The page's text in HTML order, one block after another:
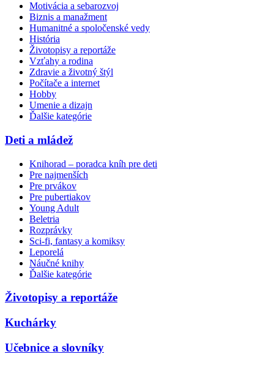
Motivácia a sebarozvoj
Biznis a manažment
Humanitné a spoločenské vedy
História
Životopisy a reportáže
Vzťahy a rodina
Zdravie a životný štýl
Počítače a internet
Hobby
Umenie a dizajn
Ďalšie kategórie
Deti a mládež
Knihorad – poradca kníh pre deti
Pre najmenších
Pre prvákov
Pre pubertiakov
Young Adult
Beletria
Rozprávky
Sci-fi, fantasy a komiksy
Leporelá
Náučné knihy
Ďalšie kategórie
Životopisy a reportáže
Kuchárky
Učebnice a slovníky